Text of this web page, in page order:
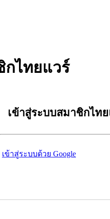
กไทยแวร์
เข้าสู่ระบบสมาชิกไท
เข้าสู่ระบบด้วย Google